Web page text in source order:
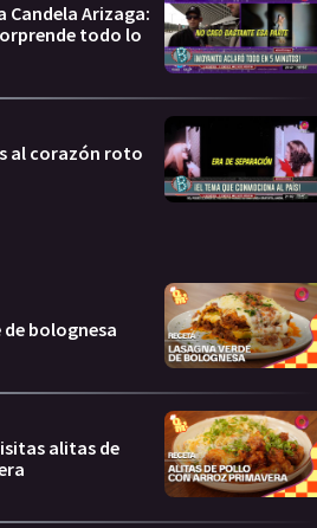
Candela Arizaga:
todo lo
al corazón roto
bolognesa
alitas de